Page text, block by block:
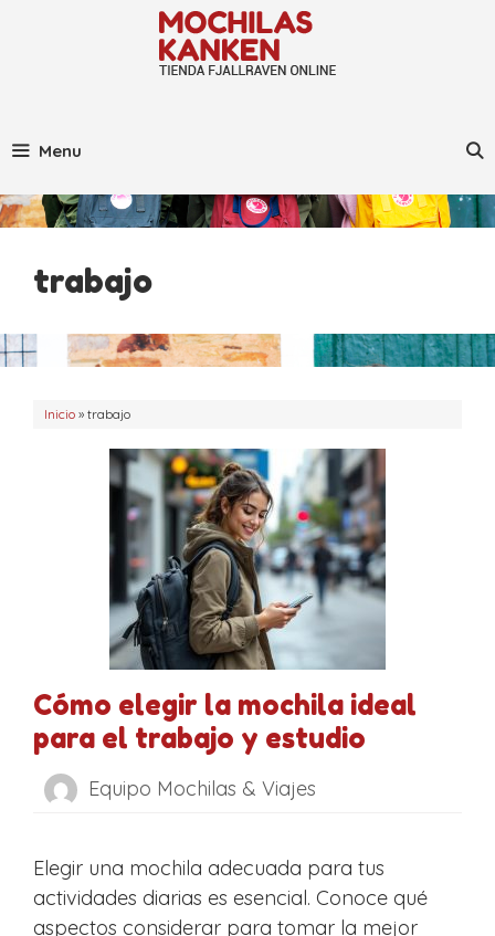
Menu
trabajo
Inicio » trabajo
Cómo elegir la mochila ideal
para el trabajo y estudio
Equipo Mochilas & Viajes
Elegir una mochila adecuada para tus
actividades diarias es esencial. Conoce qué
aspectos considerar para tomar la mejor